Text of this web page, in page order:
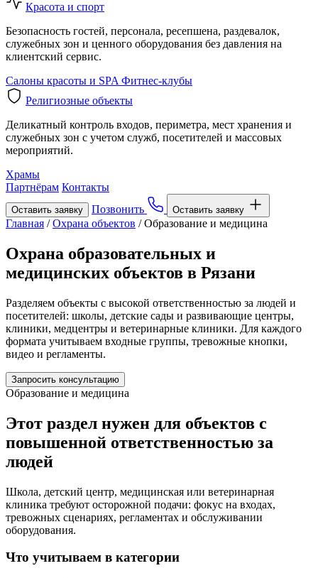
Красота и спорт
Безопасность гостей, персонала, ресепшена, раздевалок,
служебных зон и ценного оборудования без давления на
клиентский сервис.
Салоны красоты и SPA Фитнес-клубы
Религиозные объекты
Деликатный контроль входов, периметра, мест хранения и
служебных зон с учетом служб, посетителей и массовых
мероприятий.
Храмы
Партнёрам Контакты
Оставить заявку Позвонить Оставить заявку
Главная / Охрана объектов / Образование и медицина
Охрана образовательных и
медицинских объектов в Рязани
Разделяем объекты с высокой ответственностью за людей и
посетителей: школы, детские сады и развивающие центры,
клиники, медцентры и ветеринарные клиники. Для каждого
формата учитываем входные группы, тревожные кнопки,
видео и регламенты.
Запросить консультацию
Образование и медицина
Этот раздел нужен для объектов с
повышенной ответственностью за
людей
Школа, детский центр, медицинская или ветеринарная
клиника требуют осторожной подачи: фокус на входах,
тревожных сценариях, регламентах и обслуживании
оборудования.
Что учитываем в категории